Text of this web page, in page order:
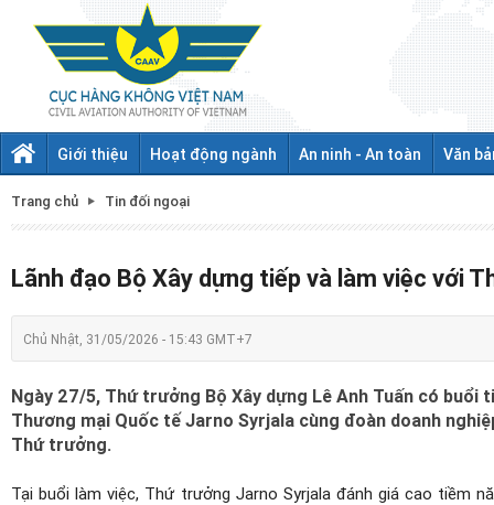
Giới thiệu Hoạt động ngành An ninh - An toàn Văn
Trang chủ Tin đối ngoại
Lãnh đạo Bộ Xây dựng tiếp và làm việc với
Chủ Nhật, 31/05/2026 - 15:43 GMT+7
Ngày 27/5, Thứ trưởng Bộ Xây dựng Lê Anh Tuấn có
Thương mại Quốc tế Jarno Syrjala cùng đoàn doanh
Thứ trưởng.
Tại buổi làm việc, Thứ trưởng Jarno Syrjala đánh giá cao tiềm